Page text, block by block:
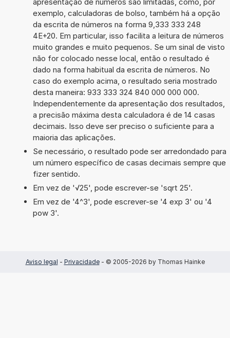
exemplo, calculadoras de bolso, também há a opção
da escrita de números na forma 9,333 333 248
4E+20. Em particular, isso facilita a leitura de números
muito grandes e muito pequenos. Se um sinal de visto
não for colocado nesse local, então o resultado é
dado na forma habitual da escrita de números. No
caso do exemplo acima, o resultado seria mostrado
desta maneira: 933 333 324 840 000 000 000.
Independentemente da apresentação dos resultados,
a precisão máxima desta calculadora é de 14 casas
decimais. Isso deve ser preciso o suficiente para a
maioria das aplicações.
Se necessário, o resultado pode ser arredondado para
um número específico de casas decimais sempre que
fizer sentido.
Em vez de '√25', pode escrever-se 'sqrt 25'.
Em vez de '4^3', pode escrever-se '4 exp 3' ou '4
pow 3'.
Aviso legal - Privacidade- © 2005-2026 by Thomas Hainke